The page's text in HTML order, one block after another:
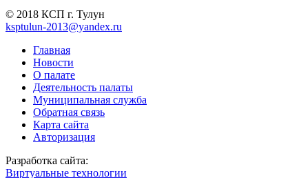
© 2018 КСП г. Тулун
ksptulun-2013@yandex.ru
Главная
Новости
О палате
Деятельность палаты
Муниципальная служба
Обратная связь
Карта сайта
Авторизация
Разработка сайта:
Виртуальные технологии